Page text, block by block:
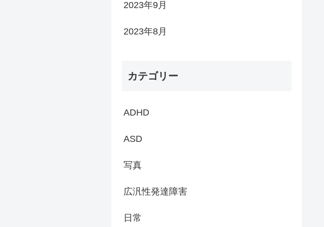
2023年9月
2023年8月
カテゴリー
ADHD
ASD
写真
広汎性発達障害
日常